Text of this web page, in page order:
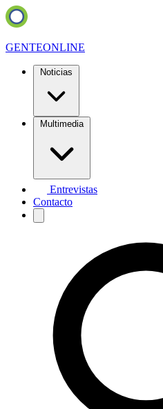
GENTEONLINE
Noticias
Multimedia
Entrevistas
Contacto